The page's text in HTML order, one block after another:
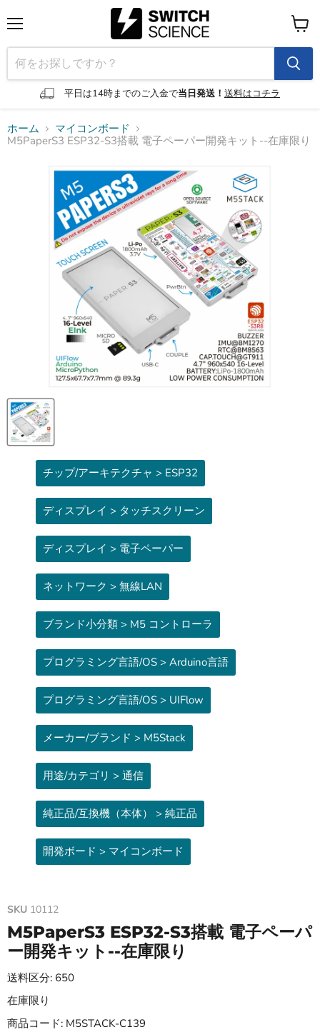
ニ
ュ
ー
平日は14時までのご入金で当日発送！ 送料はコチラ
カ
ー
ト
を
見
ホーム
マイコンボード
M5PaperS3 ESP32-S3搭載 電子ペーパー開発キット--在庫限り
チップ/アーキテクチャ > ESP32
ディスプレイ > タッチスクリーン
ディスプレイ > 電子ペーパー
ネットワーク > 無線LAN
ブランド小分類 > M5 コントローラ
プログラミング言語/OS > Arduino言語
プログラミング言語/OS > UIFlow
メーカー/ブランド > M5Stack
用途/カテゴリ > 通信
純正品/互換機（本体） > 純正品
開発ボード > マイコンボード
SKU 10112
M5PaperS3 ESP32-S3搭載 電子ペーパ
ー開発キット--在庫限り
送料区分: 650
在庫限り
商品コード: M5STACK-C139